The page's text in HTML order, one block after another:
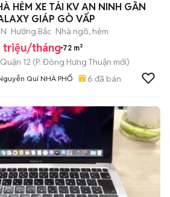
HẺM XE TẢI KV AN NINH GẦN
GIÁP GÒ VẤP
Hướng Bắc Nhà ngõ, hẻm
triệu/tháng 72 m²
Quận 12 (P. Đông Hưng Thuận mới)
Quí NHÀ PHỐ 6 đã bán